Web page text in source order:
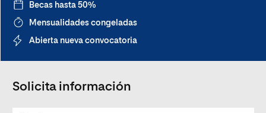
Becas hasta 50%
Mensualidades congeladas
Abierta nueva convocatoria
Solicita información